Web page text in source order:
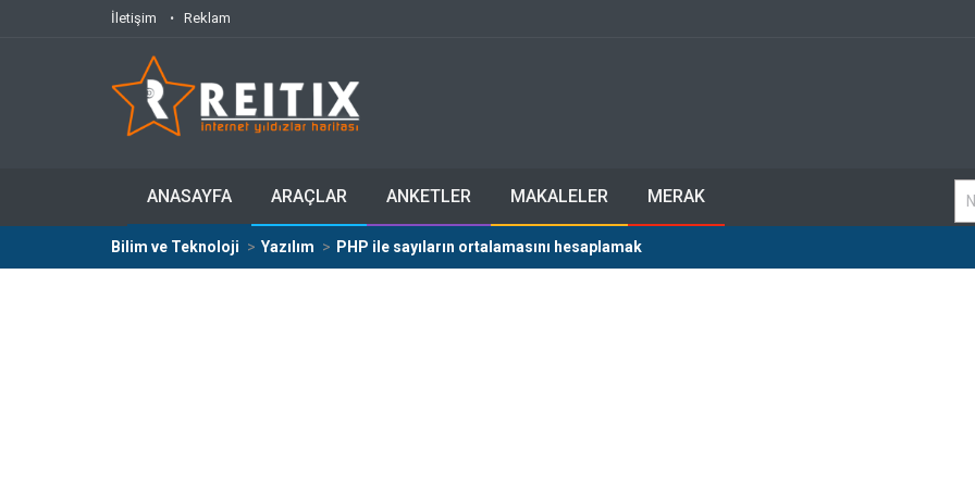
İletişim Reklam
ANASAYFA ARAÇLAR ANKETLER MAKALELER MERAK
Bilim ve Teknoloji Yazılım PHP ile sayıların ortalamasını hesaplamak